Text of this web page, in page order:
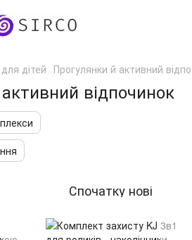
дітей Прогулянки й активний
відпочинок
Спочатку нові